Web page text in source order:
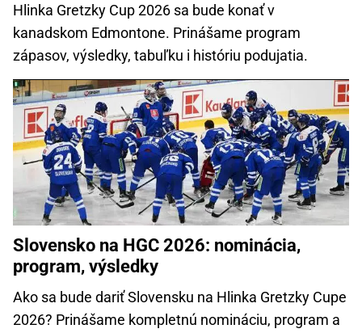
Hlinka Gretzky Cup 2026 sa bude konať v
kanadskom Edmontone. Prinášame program
zápasov, výsledky, tabuľku i históriu podujatia.
Slovensko na HGC 2026: nominácia,
program, výsledky
Ako sa bude dariť Slovensku na Hlinka Gretzky Cupe
2026? Prinášame kompletnú nomináciu, program a